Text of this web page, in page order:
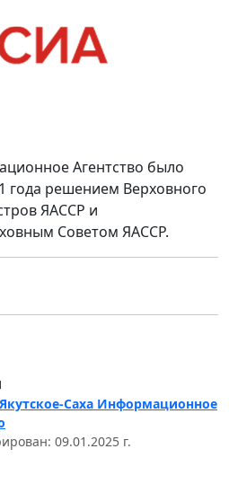
Агентство было
года решением Верховного
ЯАССР и
Советом ЯАССР.
Якутское-Саха Информационное
09.01.2025 г.